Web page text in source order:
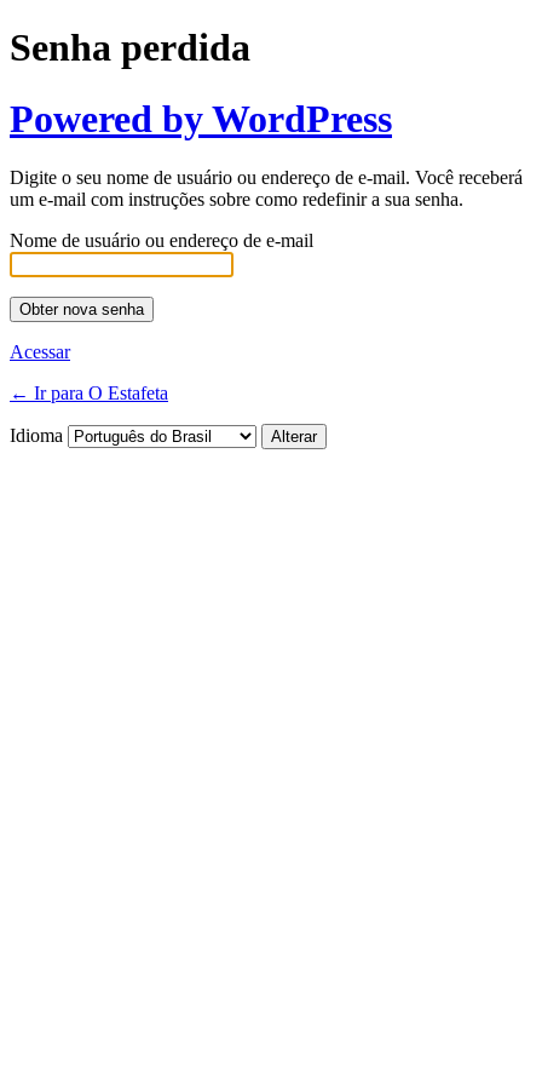
Senha perdida
Powered by WordPress
Digite o seu nome de usuário ou endereço de e-mail. Você receberá
um e-mail com instruções sobre como redefinir a sua senha.
Nome de usuário ou endereço de e-mail
Acessar
← Ir para O Estafeta
Idioma